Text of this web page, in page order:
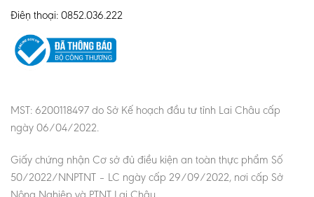
Điện thoại: 0852.036.222
MST: 6200118497 do Sở Kế hoạch đầu tư tỉnh Lai Châu cấp
ngày 06/04/2022.
Giấy chứng nhận Cơ sở đủ điều kiện an toàn thực phẩm Số
50/2022/NNPTNT – LC ngày cấp 29/09/2022, nơi cấp Sở